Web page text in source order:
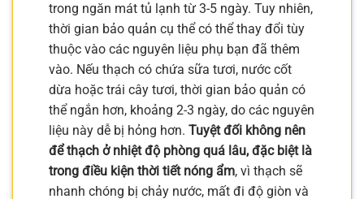
trong ngăn mát tủ lạnh từ 3-5 ngày. Tuy nhiên,
thời gian bảo quản cụ thể có thể thay đổi tùy
thuộc vào các nguyên liệu phụ bạn đã thêm
vào. Nếu thạch có chứa sữa tươi, nước cốt
dừa hoặc trái cây tươi, thời gian bảo quản có
thể ngắn hơn, khoảng 2-3 ngày, do các nguyên
liệu này dễ bị hỏng hơn. Tuyệt đối không nên
để thạch ở nhiệt độ phòng quá lâu, đặc biệt là
trong điều kiện thời tiết nóng ẩm, vì thạch sẽ
nhanh chóng bị chảy nước, mất đi độ giòn và